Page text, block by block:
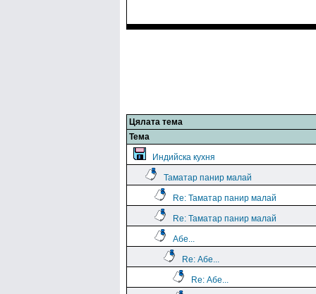
Цялата тема
Тема
Индийска кухня
Таматар панир малай
Re: Таматар панир малай
Re: Таматар панир малай
Абе...
Re: Абе...
Re: Абе...